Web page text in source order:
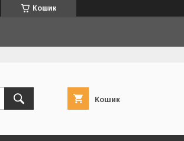
Кошик
Кошик